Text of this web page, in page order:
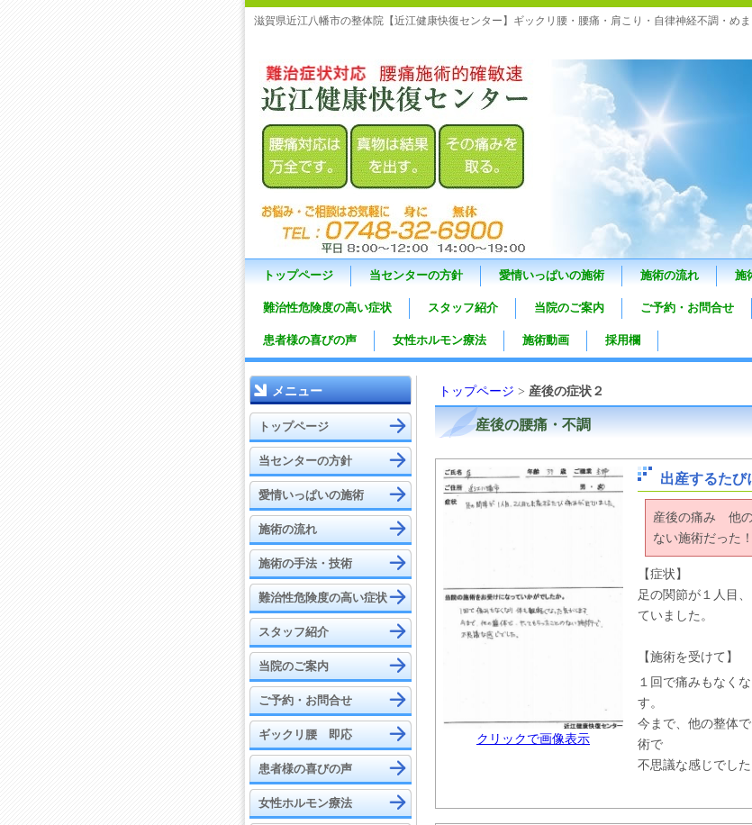
滋賀県近江八幡市の整体院【近江健康快復センター】ギックリ腰・腰痛・肩こり・自律神経不調・め
トップページ 当センターの方針 愛情いっぱいの施術 施術の流れ 施
難治性危険度の高い症状 スタッフ紹介 当院のご案内 ご予約・お問合せ
患者様の喜びの声 女性ホルモン療法 施術動画 採用欄
メニュー
トップページ
当センターの方針
愛情いっぱいの施術
施術の流れ
施術の手法・技術
難治性危険度の高い症状
スタッフ紹介
当院のご案内
ご予約・お問合せ
ギックリ腰 即応
患者様の喜びの声
女性ホルモン療法
トップページ > 産後の症状２
産後の腰痛・不調
クリックで画像表示
出産するたび
産後の痛み 他
ない施術だった
【症状】
足の関節が１人目
ていました。
【施術を受けて】
１回で痛みもなく
す。
今まで、他の整体
術で
不思議な感じでした